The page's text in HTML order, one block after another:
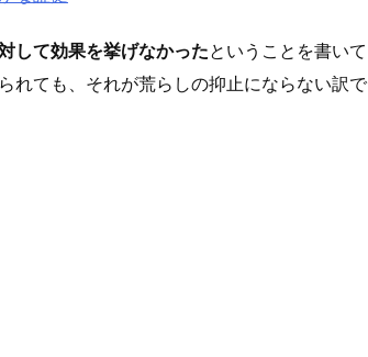
して効果を挙げなかったということを書いて
れても、それが荒らしの抑止にならない訳で